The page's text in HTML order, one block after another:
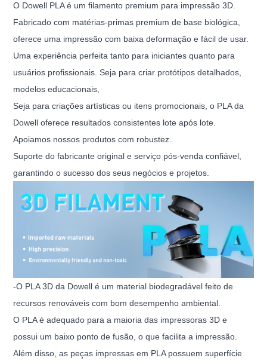
O Dowell PLA é um filamento premium para impressão 3D.
Fabricado com matérias-primas premium de base biológica,
oferece uma impressão com baixa deformação e fácil de usar.
Uma experiência perfeita tanto para iniciantes quanto para
usuários profissionais. Seja para criar protótipos detalhados,
modelos educacionais,
Seja para criações artísticas ou itens promocionais, o PLA da
Dowell oferece resultados consistentes lote após lote.
Apoiamos nossos produtos com robustez.
Suporte do fabricante original e serviço pós-venda confiável,
garantindo o sucesso dos seus negócios e projetos.
-O PLA 3D da Dowell é um material biodegradável feito de
recursos renováveis ​​com bom desempenho ambiental.
O PLA é adequado para a maioria das impressoras 3D e
possui um baixo ponto de fusão, o que facilita a impressão.
Além disso, as peças impressas em PLA possuem superfície